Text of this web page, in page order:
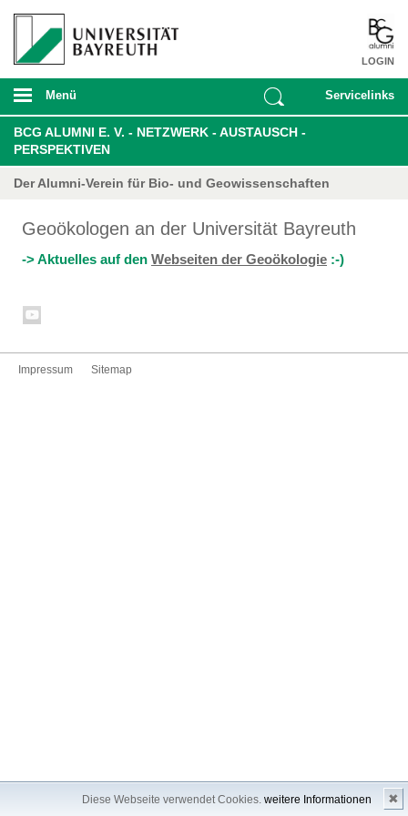
Diese Webseite verwendet Cookies. weitere Informationen ✖
LOGIN
Menü Servicelinks
BCG ALUMNI E. V. - NETZWERK - AUSTAUSCH -
PERSPEKTIVEN
Der Alumni-Verein für Bio- und Geowissenschaften
Geoökologen an der Universität Bayreuth
-> Aktuelles auf den Webseiten der Geoökologie :-)
Impressum Sitemap